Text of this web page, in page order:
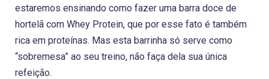
estaremos ensinando como fazer uma barra doce de
hortelã com Whey Protein, que por esse fato é também
rica em proteínas. Mas esta barrinha só serve como
“sobremesa” ao seu treino, não faça dela sua única
refeição.